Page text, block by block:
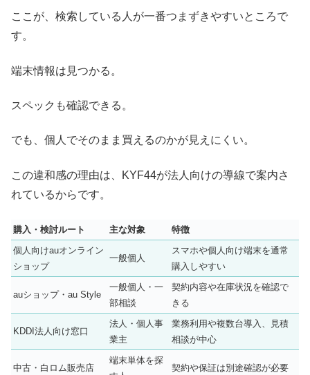
ここが、検索している人が一番つまずきやすいところで
す。
端末情報は見つかる。
スペックも確認できる。
でも、個人でそのまま買えるのかが見えにくい。
この違和感の理由は、KYF44が法人向けの導線で案内さ
れているからです。
購入・検討ルート 主な対象
特徴
個人向けauオンライン
ショップ
一般個人
スマホや個人向け端末を通常
購入しやすい
auショップ・au Style
一般個人・一
部相談
契約内容や在庫状況を確認で
きる
KDDI法人向け窓口
法人・個人事
業主
業務利用や複数台導入、見積
相談が中心
中古・白ロム販売店
端末単体を探
契約や保証は別途確認が必要